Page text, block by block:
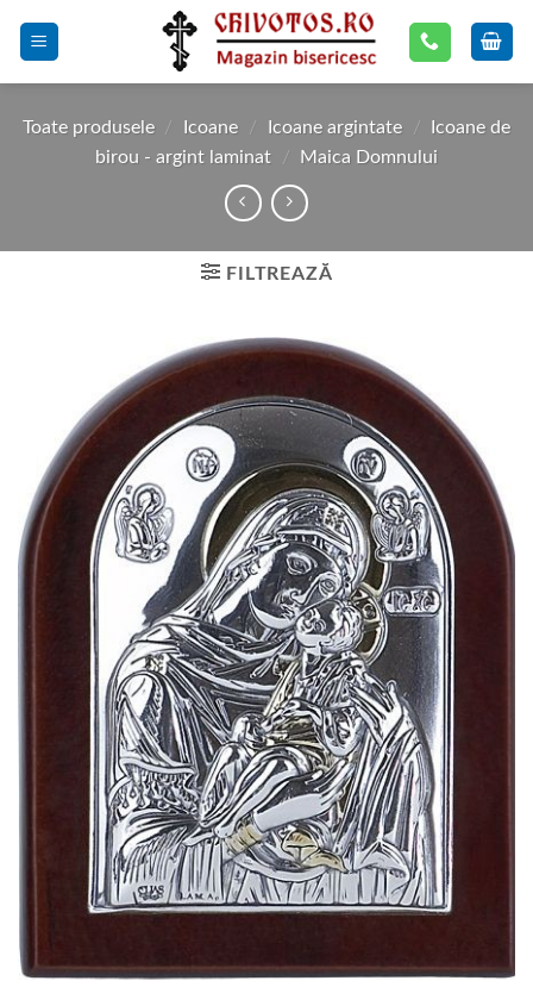
Toate produsele / Icoane / Icoane argintate /
Icoane de
birou - argint laminat
/ Maica Domnului
FILTREAZĂ